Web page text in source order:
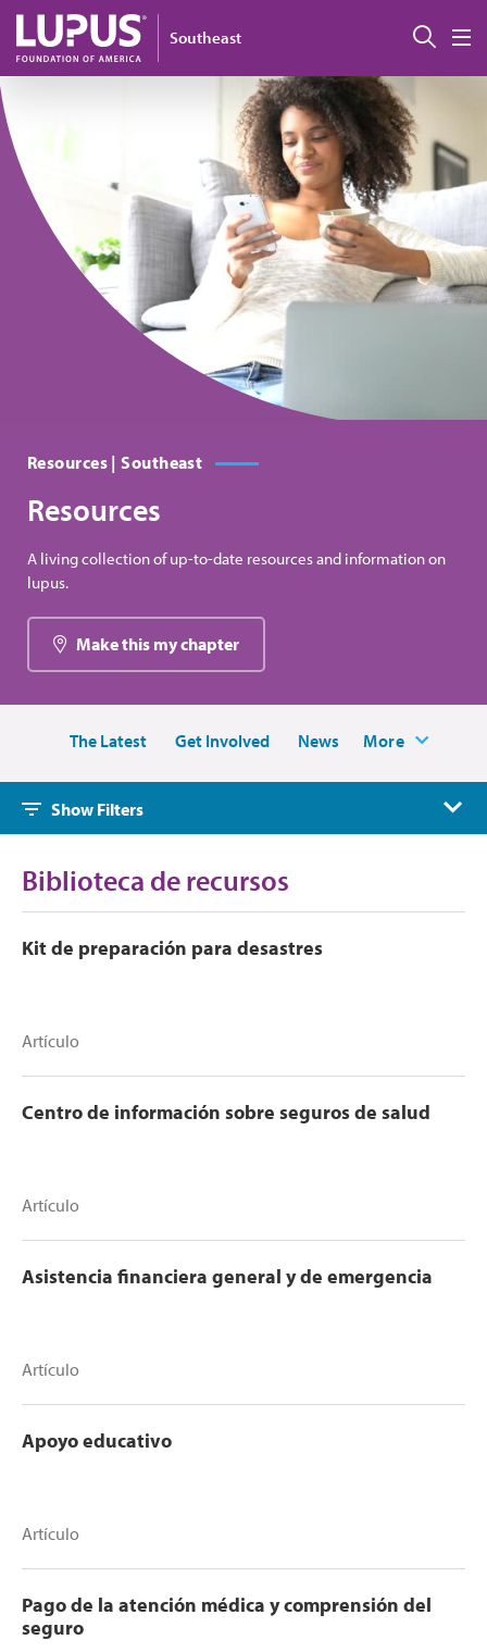
Pasar al contenido principal
Southeast
Resources | Southeast
Resources
A living collection of up-to-date resources and information on
lupus.
Make this my chapter
The Latest Get Involved News More
Show Filters
Biblioteca de recursos
Kit de preparación para desastres
Artículo
Centro de información sobre seguros de salud
Artículo
Asistencia financiera general y de emergencia
Artículo
Apoyo educativo
Artículo
Pago de la atención médica y comprensión del
seguro